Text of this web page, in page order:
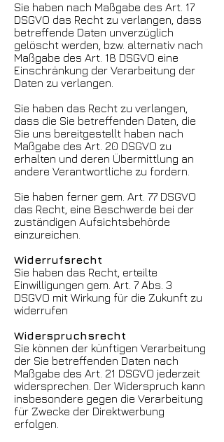
Sie haben nach Maßgabe des Art. 17
DSGVO das Recht zu verlangen, dass
betreffende Daten unverzüglich
gelöscht werden, bzw. alternativ nach
Maßgabe des Art. 18 DSGVO eine
Einschränkung der Verarbeitung der
Daten zu verlangen.
Sie haben das Recht zu verlangen,
dass die Sie betreffenden Daten, die
Sie uns bereitgestellt haben nach
Maßgabe des Art. 20 DSGVO zu
erhalten und deren Übermittlung an
andere Verantwortliche zu fordern.
Sie haben ferner gem. Art. 77 DSGVO
das Recht, eine Beschwerde bei der
zuständigen Aufsichtsbehörde
einzureichen.
Widerrufsrecht
Sie haben das Recht, erteilte
Einwilligungen gem. Art. 7 Abs. 3
DSGVO mit Wirkung für die Zukunft zu
widerrufen
Widerspruchsrecht
Sie können der künftigen Verarbeitung
der Sie betreffenden Daten nach
Maßgabe des Art. 21 DSGVO jederzeit
widersprechen. Der Widerspruch kann
insbesondere gegen die Verarbeitung
für Zwecke der Direktwerbung
erfolgen.